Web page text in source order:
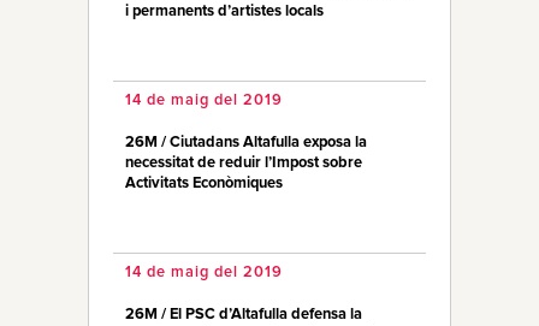
i permanents d’artistes locals
14 de maig del 2019
26M / Ciutadans Altafulla exposa la
necessitat de reduir l’Impost sobre
Activitats Econòmiques
14 de maig del 2019
26M / El PSC d’Altafulla defensa la